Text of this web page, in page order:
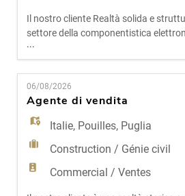
IT
Il nostro cliente Realtà solida e
settore della componentistica
elettromeccanica, con una presenza
sul mercato e un portafoglio fornitori
internazionali in forte espansione.
potenziamento dell'area commerciale
Lombardia, ricerchiamo una figura
rapporto con un importante fornito
...
06/08/2026
Agente di vendita
Italie, Pouilles, Puglia
Construction / Génie civil
Commercial / Ventes